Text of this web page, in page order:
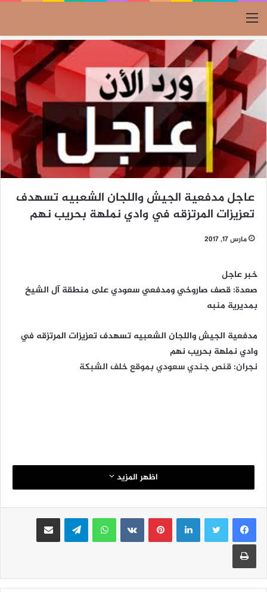
القائمة
عاجل مدفعية الجيش واللجان الشعبيه تسهدف
تعزيزات المرتزقه في وادي نملهة بحريب نهم
مارس 17, 2017
خبر عاجل
صعدة: قصف صاروخي ومدفعي سعودي على منطقة آل الشيخ
بمديرية منبه
مدفعية الجيش واللجان الشعبيه تسهدف تعزيزات المرتزقه في
وادي نملهة بحريب نهم
نجران: قنص جندي سعودي بموقع خلف الشبكة
اظهر المزيد
لينكدإنبينتيريست واتساب تيلقرام مشاركة عبر البريد
طباعة